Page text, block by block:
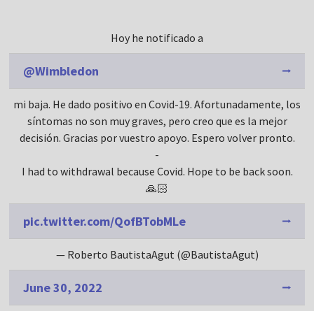
Hoy he notificado a
@Wimbledon
mi baja. He dado positivo en Covid-19. Afortunadamente, los
síntomas no son muy graves, pero creo que es la mejor
decisión. Gracias por vuestro apoyo. Espero volver pronto.
-
I had to withdrawal because Covid. Hope to be back soon.
🙏🏻
pic.twitter.com/QofBTobMLe
— Roberto BautistaAgut (@BautistaAgut)
June 30, 2022